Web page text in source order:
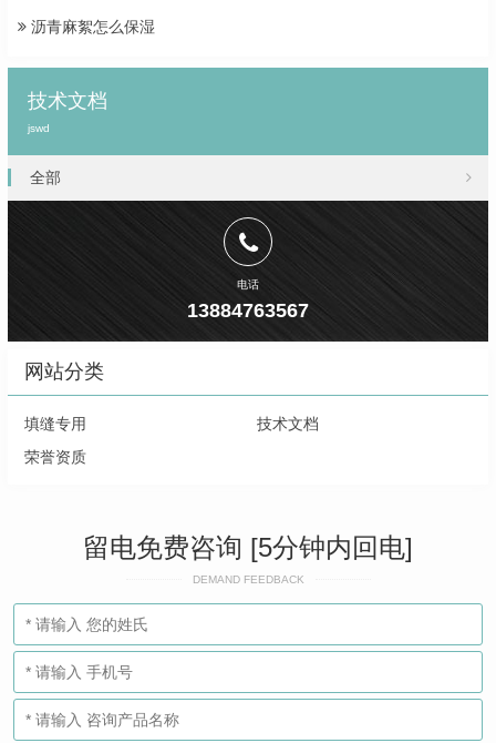
沥青麻絮怎么保湿
技术文档
jswd
全部
电话
13884763567
网站分类
填缝专用
技术文档
荣誉资质
留电免费咨询 [5分钟内回电]
DEMAND FEEDBACK